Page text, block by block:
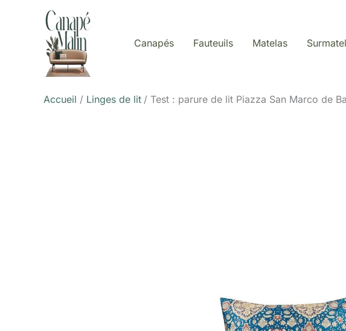
Canapés Fauteuils Matelas
Accueil Linges de lit Test : parure de lit Piazza San Marco de